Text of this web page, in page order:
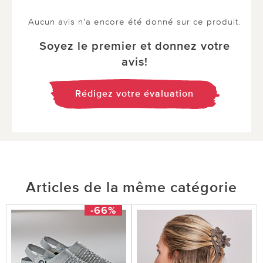
Aucun avis n'a encore été donné sur ce produit.
Soyez le premier et donnez votre
avis!
Rédigez votre évaluation
Articles de la même catégorie
-66%